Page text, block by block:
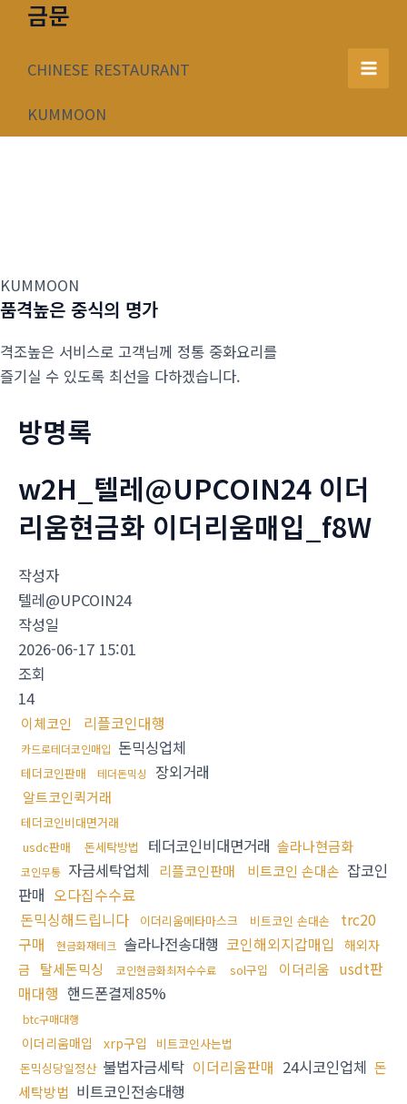
너
금문
CHINESE RESTAURANT
KUMMOON
Main
KUMMOON
품격높은 중식의 명가
격조높은 서비스로 고객님께 정통 중화요리를
즐기실 수 있도록 최선을 다하겠습니다.
방명록
w2H_텔레@UPCOIN24 이더
리움현금화 이더리움매입_f8W
작성자
텔레@UPCOIN24
작성일
2026-06-17 15:01
조회
14
이체코인 리플코인대행
카드로테더코인매입 돈믹싱업체
테더코인판매 테더돈믹싱 장외거래
알트코인퀵거래
테더코인비대면거래
usdc판매
돈세탁방법 테더코인비대면거래 솔라나현금화
코인무통 자금세탁업체 리플코인판매 비트코인 손대손 잡코인
판매 오다집수수료
돈믹싱해드립니다
이더리움메타마스크 비트코인 손대손
trc20
구매
현금화재테크 솔라나전송대행 코인해외지갑매입 해외자
금 탈세돈믹싱 코인현금화최저수수료 sol구입 이더리움 usdt판
매대행 핸드폰결제85%
btc구매대행
이더리움매입 xrp구입
비트코인사는법
돈믹싱당일정산 불법자금세탁 이더리움판매 24시코인업체 돈
세탁방법 비트코인전송대행